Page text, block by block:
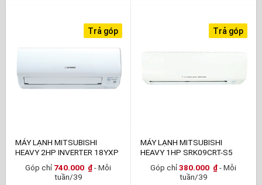
Trả góp
MÁY LẠNH MITSUBISHI
HEAVY 2HP INVERTER 18YXP
Góp chỉ 740.000 ₫ - Mỗi
tuần/39
Trả góp
MÁY LẠNH MITSUBISHI
HEAVY 1HP SRK09CRT-S5
Góp chỉ380.000 ₫ - Mỗi
tuần/39